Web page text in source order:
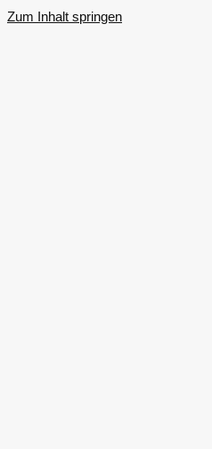
Zum Inhalt springen